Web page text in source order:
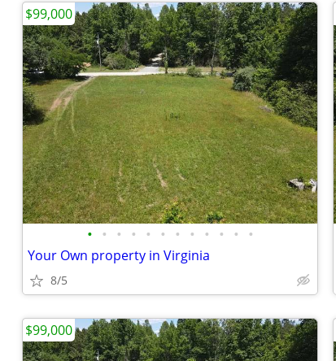
• • • • • • • • • • • •
Your Own property in Virginia
8/5
$99,000
$99,000